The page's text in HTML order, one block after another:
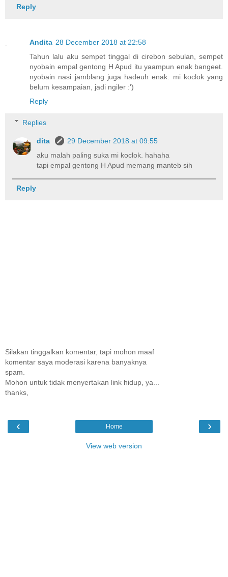
Reply
Andita 28 December 2018 at 22:58
Tahun lalu aku sempet tinggal di cirebon sebulan, sempet
nyobain empal gentong H Apud itu yaampun enak bangeet.
nyobain nasi jamblang juga hadeuh enak. mi koclok yang
belum kesampaian, jadi ngiler :')
Reply
Replies
dita
29 December 2018 at 09:55
aku malah paling suka mi koclok. hahaha
tapi empal gentong H Apud memang manteb sih
Reply
Silakan tinggalkan komentar, tapi mohon maaf
komentar saya moderasi karena banyaknya
spam.
Mohon untuk tidak menyertakan link hidup, ya...
thanks,
‹ ›
Home
View web version